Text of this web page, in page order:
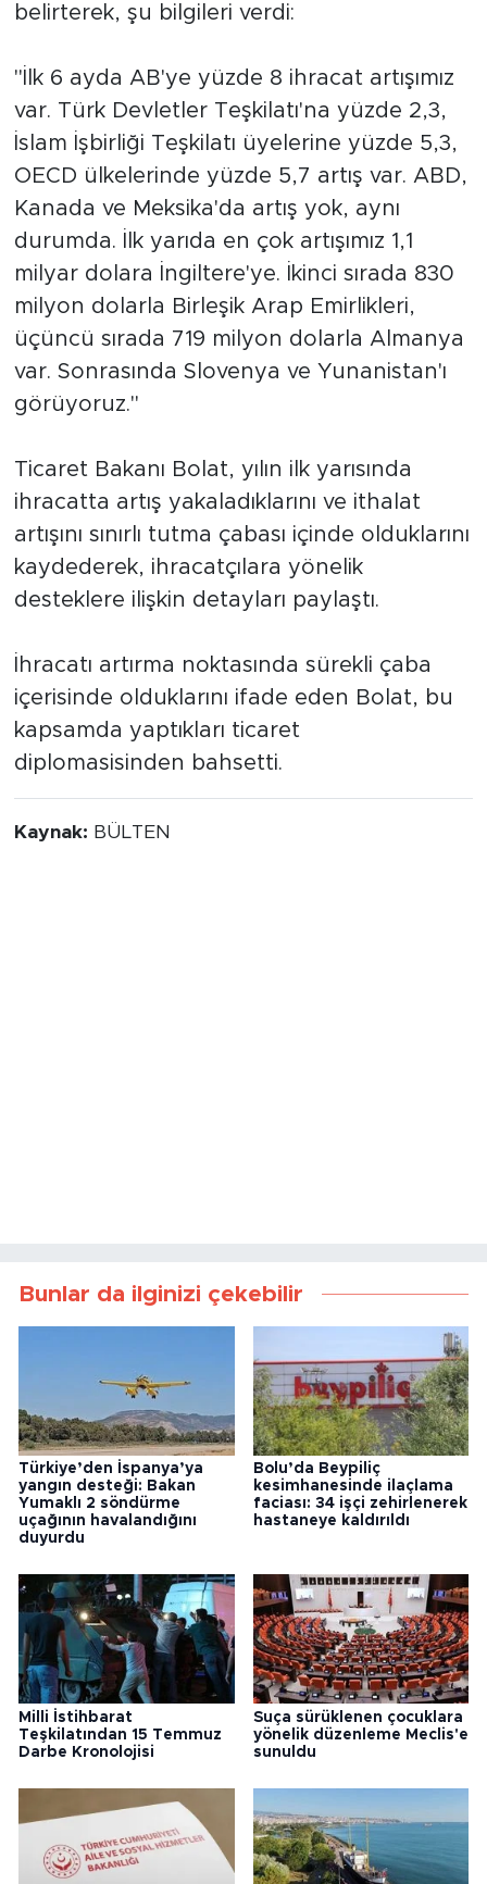
belirterek, şu bilgileri verdi:
"İlk 6 ayda AB'ye yüzde 8 ihracat artışımız
var. Türk Devletler Teşkilatı'na yüzde 2,3,
İslam İşbirliği Teşkilatı üyelerine yüzde 5,3,
OECD ülkelerinde yüzde 5,7 artış var. ABD,
Kanada ve Meksika'da artış yok, aynı
durumda. İlk yarıda en çok artışımız 1,1
milyar dolara İngiltere'ye. İkinci sırada 830
milyon dolarla Birleşik Arap Emirlikleri,
üçüncü sırada 719 milyon dolarla Almanya
var. Sonrasında Slovenya ve Yunanistan'ı
görüyoruz."
Ticaret Bakanı Bolat, yılın ilk yarısında
ihracatta artış yakaladıklarını ve ithalat
artışını sınırlı tutma çabası içinde olduklarını
kaydederek, ihracatçılara yönelik
desteklere ilişkin detayları paylaştı.
İhracatı artırma noktasında sürekli çaba
içerisinde olduklarını ifade eden Bolat, bu
kapsamda yaptıkları ticaret
diplomasisinden bahsetti.
Kaynak: BÜLTEN
Bunlar da ilginizi çekebilir
Türkiye’den İspanya’ya
yangın desteği: Bakan
Yumaklı 2 söndürme
uçağının havalandığını
duyurdu
Bolu’da Beypiliç
kesimhanesinde ilaçlama
faciası: 34 işçi zehirlenerek
hastaneye kaldırıldı
Milli İstihbarat
Teşkilatından 15 Temmuz
Darbe Kronolojisi
Suça sürüklenen çocuklara
yönelik düzenleme Meclis'e
sunuldu